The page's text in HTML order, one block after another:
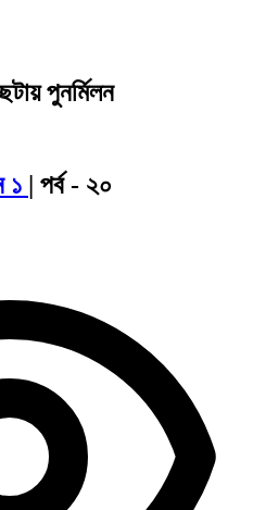
পুনর্মিলন
১ | পর্ব - ২০